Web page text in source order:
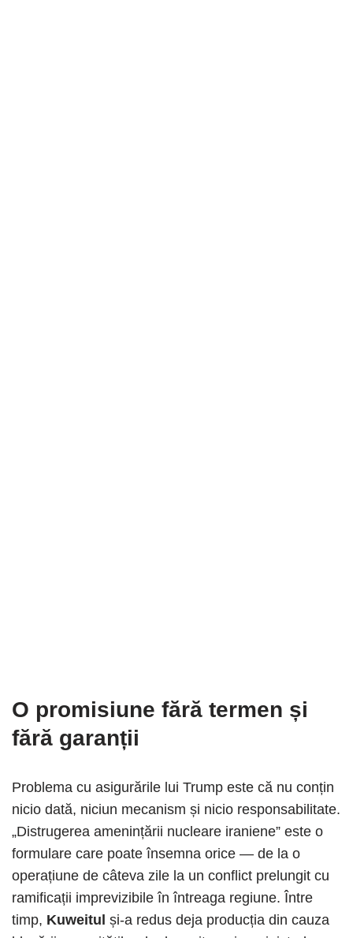
O promisiune fără termen și
fără garanții
Problema cu asigurările lui Trump este că nu conțin
nicio dată, niciun mecanism și nicio responsabilitate.
„Distrugerea amenințării nucleare iraniene” este o
formulare care poate însemna orice — de la o
operațiune de câteva zile la un conflict prelungit cu
ramificații imprevizibile în întreaga regiune. Între
timp, Kuweitul și-a redus deja producția din cauza